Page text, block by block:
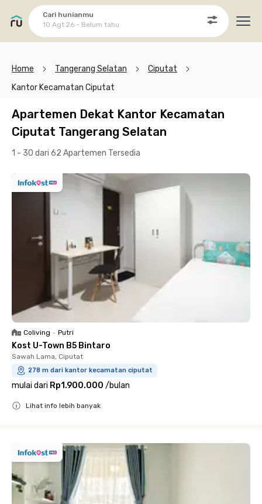
Cari hunianmu
10 Agt 26 - Belum tahu
Home Tangerang Selatan
Ciputat
Kantor Kecamatan Ciputat
Apartemen Dekat Kantor Kecamatan
Ciputat Tangerang Selatan
1 - 30 dari 62 Apartemen Tersedia
Coliving • Putri
Kost U-Town B5 Bintaro
Sawah Lama, Ciputat
278 m dari kantor kecamatan ciputat
mulai dari Rp1.900.000 /bulan
Lihat info lebih banyak